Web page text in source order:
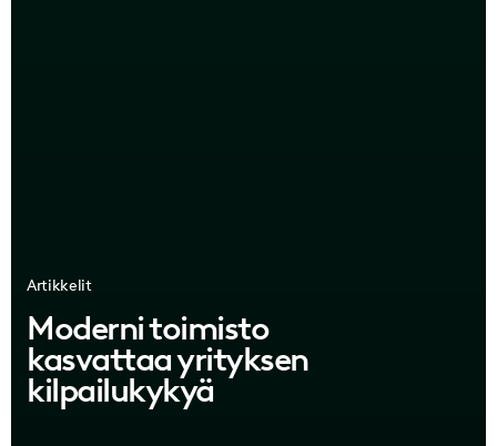
Artikkelit
Moderni toimisto
kasvattaa yrityksen
kilpailukykyä